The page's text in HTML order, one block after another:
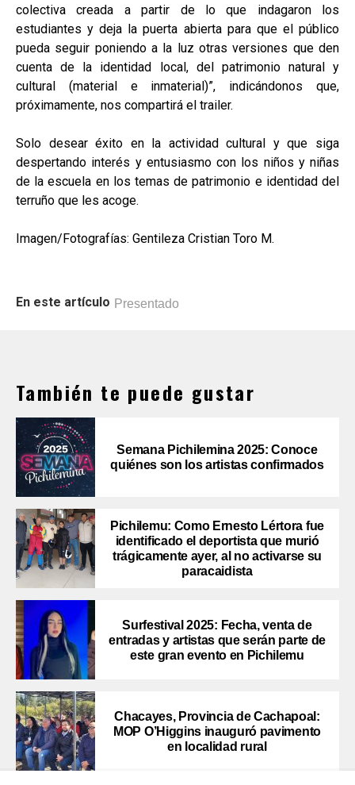
colectiva creada a partir de lo que indagaron los
estudiantes y deja la puerta abierta para que el público
pueda seguir poniendo a la luz otras versiones que den
cuenta de la identidad local, del patrimonio natural y
cultural (material e inmaterial)”, indicándonos que,
próximamente, nos compartirá el trailer.
Solo desear éxito en la actividad cultural y que siga
despertando interés y entusiasmo con los niños y niñas
de la escuela en los temas de patrimonio e identidad del
terruño que les acoge.
Imagen/Fotografías: Gentileza Cristian Toro M.
En este artículo Presentado
También te puede gustar
Semana Pichilemina 2025: Conoce
quiénes son los artistas confirmados
Pichilemu: Como Ernesto Lértora fue
identificado el deportista que murió
trágicamente ayer, al no activarse su
paracaidista
Surfestival 2025: Fecha, venta de
entradas y artistas que serán parte de
este gran evento en Pichilemu
Chacayes, Provincia de Cachapoal:
MOP O’Higgins inauguró pavimento
en localidad rural